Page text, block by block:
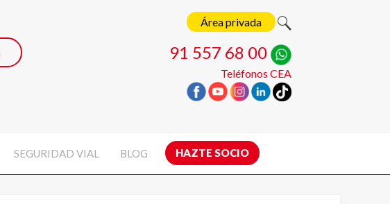
Área privada
91 557 68 00
Teléfonos CEA
SEGURIDAD VIAL BLOG HAZTE SOCIO